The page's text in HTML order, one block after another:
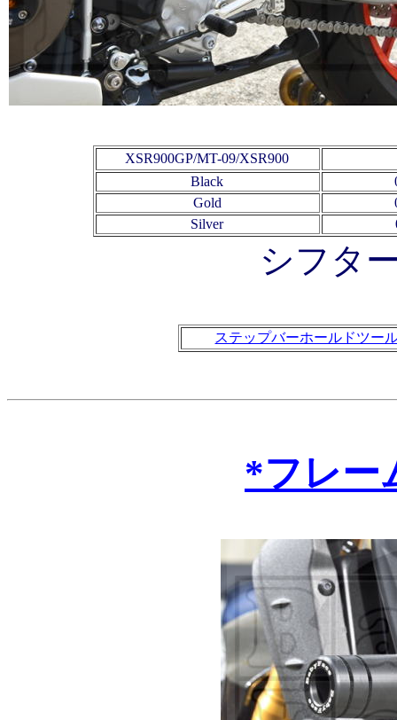
XSR900GP/MT-09/XSR900
Black
Gold
Silver
シフタ
ステップバーホールドツー
*フレー